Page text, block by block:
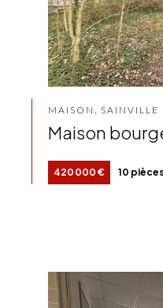
MAISON, SAINVILLE
Maison
420 000 € 10 pièces